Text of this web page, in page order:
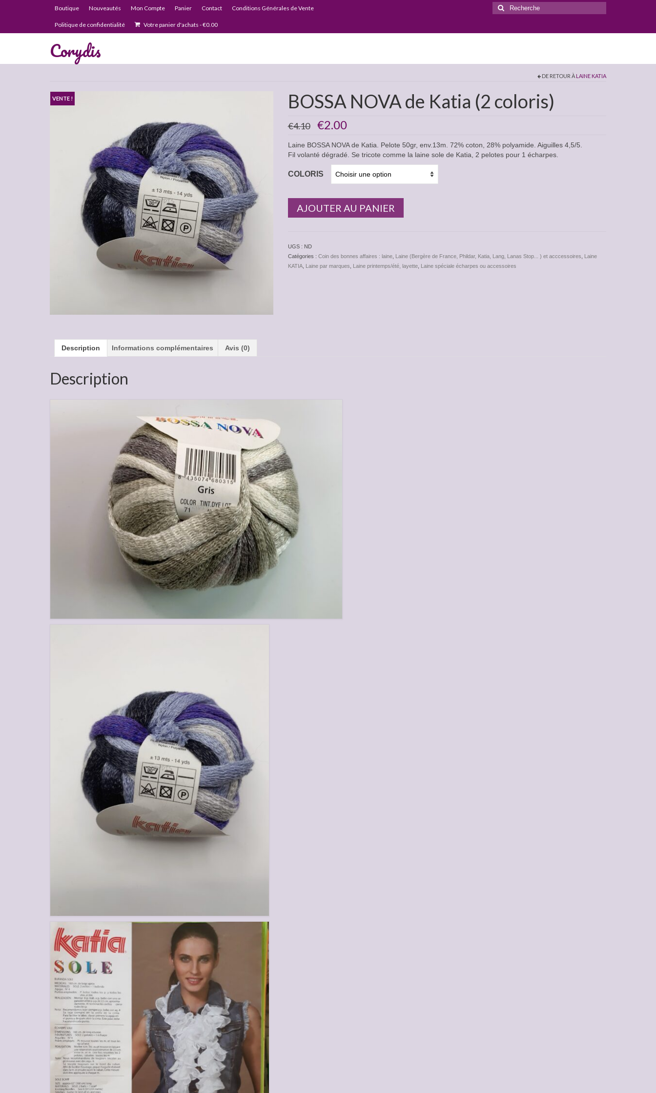
Boutique Nouveautés Mon Compte Panier Contact Conditions Générales de Vente
Politique de confidentialité Votre panier d'achats -€0.00
Rechercher
:
Corydis
DE RETOUR À LAINE KATIA
VENTE ! BOSSA NOVA de Katia (2 coloris)
€4.10 Le
prix
initial
était :
€4.10.
€2.00Le
actuel
est :
€2.00.
Laine BOSSA NOVA de Katia. Pelote 50gr, env.13m. 72% coton, 28% polyamide. Aiguilles 4,5/5.
Fil volanté dégradé. Se tricote comme la laine sole de Katia, 2 pelotes pour 1 écharpes.
COLORIS
AJOUTER AU PANIER
UGS : ND
Catégories : Coin des bonnes affaires : laine, Laine (Bergère de France, Phildar, Katia, Lang, Lanas Stop... ) et acccessoires
Laine
KATIA, Laine par marques Laine printemps/été, layette, Laine spéciale écharpes ou accessoires
Description Informations complémentaires Avis (0)
Description